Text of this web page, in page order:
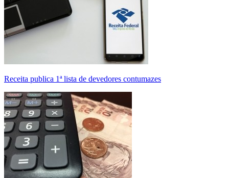
Receita publica 1ª lista de devedores contumazes